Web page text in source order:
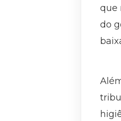
que
do